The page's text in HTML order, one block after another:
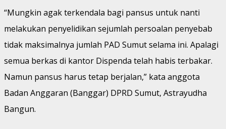
“Mungkin agak terkendala bagi pansus untuk nanti
melakukan penyelidikan sejumlah persoalan penyebab
tidak maksimalnya jumlah PAD Sumut selama ini. Apalagi
semua berkas di kantor Dispenda telah habis terbakar.
Namun pansus harus tetap berjalan,” kata anggota
Badan Anggaran (Banggar) DPRD Sumut, Astrayudha
Bangun.